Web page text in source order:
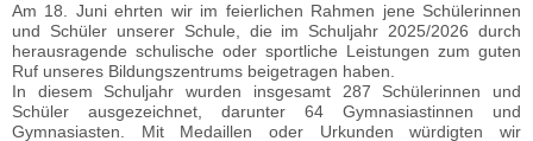
Am 18. Juni ehrten wir im feierlichen Rahmen jene Schülerinnen
und Schüler unserer Schule, die im Schuljahr 2025/2026 durch
herausragende schulische oder sportliche Leistungen zum guten
Ruf unseres Bildungszentrums beigetragen haben.
In diesem Schuljahr wurden insgesamt 287 Schülerinnen und
Schüler ausgezeichnet, darunter 64 Gymnasiastinnen und
Gymnasiasten. Mit Medaillen oder Urkunden würdigten wir